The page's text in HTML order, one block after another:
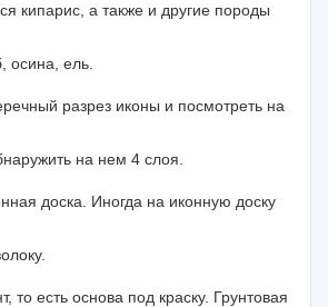
кипарис, а также и другие породы
осина, ель.
разрез иконы и посмотреть на
на нем 4 слоя.
доска. Иногда на иконную доску
то есть основа под краску. Грунтовая